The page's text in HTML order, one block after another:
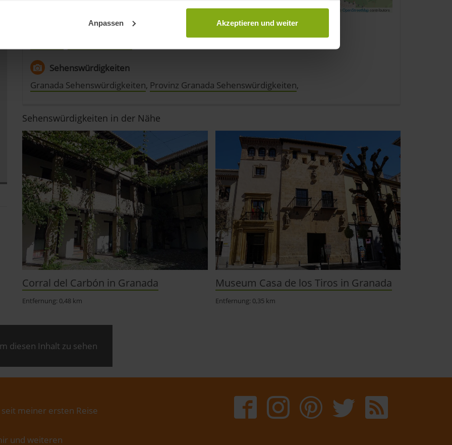
Ihre persönlichen Daten verarbeitet werden, und legen Sie Ihre Präferenzen im
Cookies
während andere nicht notwendig sind, jedoch helfen das Onlineangebot zu verbessern
Du kannst in den Einsatz der nicht notwendigen Cookies mit dem Klick auf die
oder dich per Klick auf »Anpassen« anders entscheiden. Die Einwilligung umfasst
dir ausgewählten Cookies. Du kannst diese Einstellungen jederzeit aufrufen und Cookies
Weitere Hinweise zu den verwendeten Verfahren und Begrifflichkeiten (z.B.
erhältst du in der Datenschutzerklärung.
Anpassen Akzeptieren und weiter
Leaflet | © OpenStreetMapcontributors
Reiseziele
Sehenswürdigkeiten
Granada Sehenswürdigkeiten, Provinz Granada Sehenswürdigkeiten,
Sehenswürdigkeiten in der Nähe
Corral del Carbón in Granada
Entfernung: 0,48 km
Museum Casa de los Tiros in Granada
Entfernung: 0,35 km
diesen Inhalt zu sehen
meiner ersten Reise
und weiteren